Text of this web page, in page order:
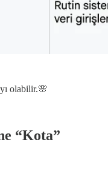
olabilir.🌸
“Kota”